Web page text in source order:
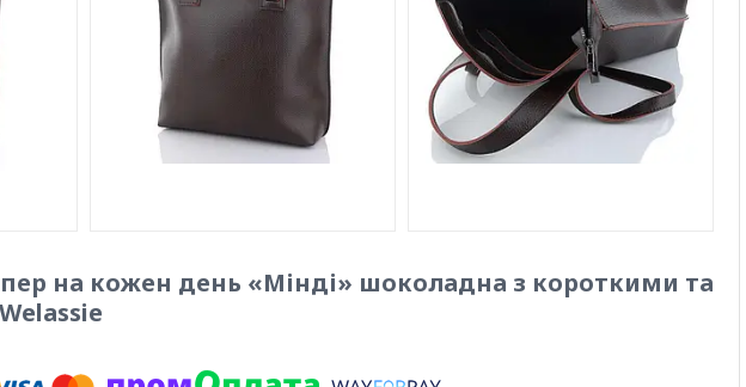
на кожен день «Мінді» шоколадна з короткими та